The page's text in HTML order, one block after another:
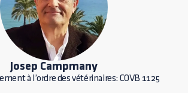
Josep Campmany
à l’ordre des vétérinaires: COVB 1125